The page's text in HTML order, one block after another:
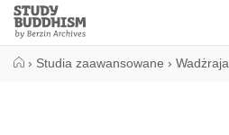
Close
Study
Buddhism
› Studia zaawansowane ›